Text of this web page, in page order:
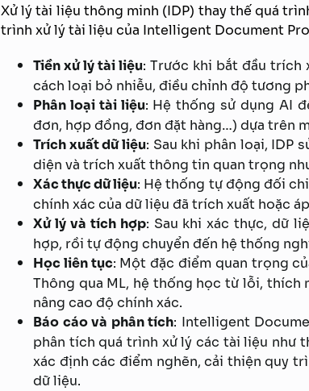
Xử lý tài liệu thông minh (IDP) thay thế quá
trình xử lý tài liệu của Intelligent Document
Tiền xử lý tài liệu: Trước khi bắt đầu trích
cách loại bỏ nhiễu, điều chỉnh độ tương
Phân loại tài liệu: Hệ thống sử dụng AI
đơn, hợp đồng, đơn đặt hàng…) dựa trên
Trích xuất dữ liệu: Sau khi phân loại, IDP
diện và trích xuất thông tin quan trọng
Xác thực dữ liệu: Hệ thống tự động đối
chính xác của dữ liệu đã trích xuất hoặc
Xử lý và tích hợp: Sau khi xác thực, dữ
hợp, rồi tự động chuyển đến hệ thống
Học liên tục: Một đặc điểm quan trọng
Thông qua ML, hệ thống học từ lỗi,
nâng cao độ chính xác.
Báo cáo và phân tích: Intelligent
phân tích quá trình xử lý các tài liệu như
xác định các điểm nghẽn, cải thiện quy
dữ liệu.